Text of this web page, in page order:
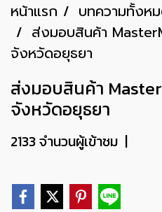
หน้าแรก บทความทั้งห
ส่งมอบสินค้า
จังหวัดอยุธยา
ส่งมอบสินค้า
จังหวัดอยุธยา
2133 จำนวนผู้เข้าชม |